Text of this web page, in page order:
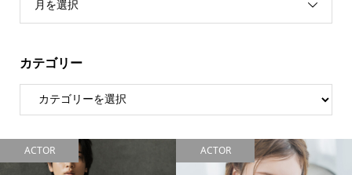
月を選択
カテゴリー
ACTOR ACTOR